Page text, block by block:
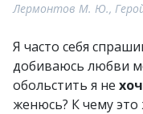
Лермонтов М. Ю.,
Я часто себя
добиваюсь любви
обольстить я не
женюсь? К чему это